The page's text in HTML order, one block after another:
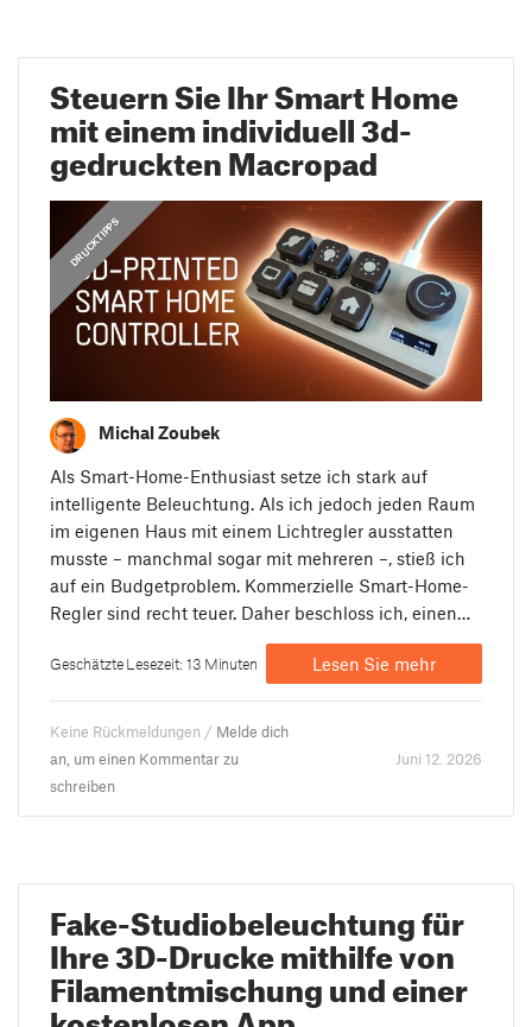
Steuern Sie Ihr Smart Home
mit einem individuell 3d-
gedruckten Macropad
ANLEITUNGEN
DRUCKTIPPS
Michal Zoubek
Als Smart-Home-Enthusiast setze ich stark auf
intelligente Beleuchtung. Als ich jedoch jeden Raum
im eigenen Haus mit einem Lichtregler ausstatten
musste – manchmal sogar mit mehreren –, stieß ich
auf ein Budgetproblem. Kommerzielle Smart-Home-
Regler sind recht teuer. Daher beschloss ich, einen…
Geschätzte Lesezeit: 13 Minuten Lesen Sie mehr
Keine Rückmeldungen / Melde dich
an, um einen Kommentar zu
schreiben
Juni 12. 2026
Fake-Studiobeleuchtung für
Ihre 3D-Drucke mithilfe von
Filamentmischung und einer